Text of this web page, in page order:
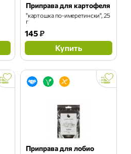
Приправа для картофеля
"картошка по-имеретински", 25
г
145₽
Купить
Приправа для лобио